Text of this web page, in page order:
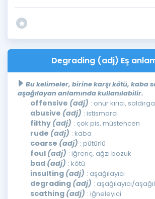
Degrading (adj) Eş
Bu kelimeler, birine karşı kötü, kaba
aşağılayan anlamında kullanılabilir.
offensive (adj) : onur kırıcı,
abusive (adj) : istismarcı
filthy (adj) : çok pis, müstehcen
rude (adj) : kaba
coarse (adj) : pütürlü
foul (adj) : iğrenç, ağzı bozuk
bad (adj) : kötü
insulting (adj) : aşağılayıcı
degrading (adj) : aşağılayıcı/
scathing (adj) : iğneleyici